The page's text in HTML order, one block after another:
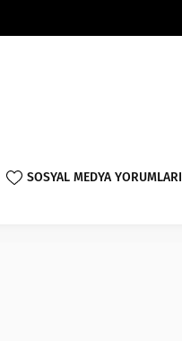
SOSYAL MEDYA YORUMLARI